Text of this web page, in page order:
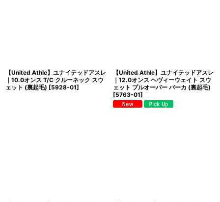
【United Athle】ユナイテッドアスレ
｜10.0オンス T/C クルーネック スウ
ェット (裏起毛) [5928-01]
【United Athle】ユナイテッドアスレ
｜12.0オンス ヘヴィーウェイト スウ
ェット プルオーバー パーカ (裏起毛)
[5763-01]